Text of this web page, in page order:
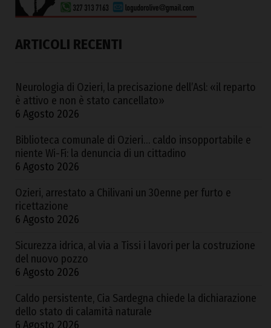
ARTICOLI RECENTI
Neurologia di Ozieri, la precisazione dell’Asl: «il reparto
è attivo e non è stato cancellato»
6 Agosto 2026
Biblioteca comunale di Ozieri… caldo insopportabile e
niente Wi-Fi: la denuncia di un cittadino
6 Agosto 2026
Ozieri, arrestato a Chilivani un 30enne per furto e
ricettazione
6 Agosto 2026
Sicurezza idrica, al via a Tissi i lavori per la costruzione
del nuovo pozzo
6 Agosto 2026
Caldo persistente, Cia Sardegna chiede la dichiarazione
dello stato di calamità naturale
6 Agosto 2026